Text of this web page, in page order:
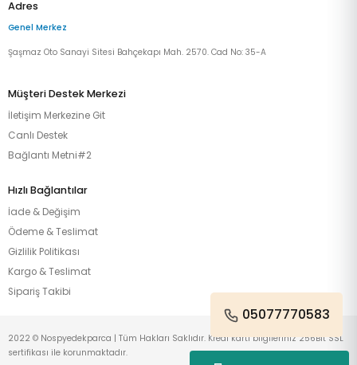
Adres
Genel Merkez
Şaşmaz Oto Sanayi Sitesi Bahçekapı Mah. 2570. Cad No: 35-A
Müşteri Destek Merkezi
İletişim Merkezine Git
Canlı Destek
Bağlantı Metni#2
Hızlı Bağlantılar
İade & Değişim
Ödeme & Teslimat
Gizlilik Politikası
Kargo & Teslimat
Sipariş Takibi
05077770583
2022 © Nospyedekparca | Tüm Hakları Saklıdır. Kredi kartı bilgileriniz 256Bit SSL
sertifikası ile korunmaktadır.